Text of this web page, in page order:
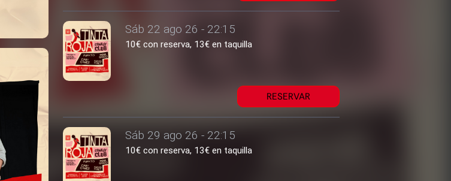
Sáb 22 ago 26 - 22:15
10€ con reserva, 13€ en taquilla
RESERVAR
Sáb 29 ago 26 - 22:15
10€ con reserva, 13€ en taquilla